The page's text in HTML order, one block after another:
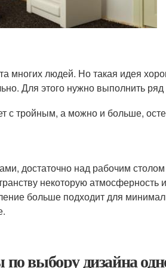
многих людей. Но такая идея
Для этого нужно выполнить
с тройным, а можно и больше,
достаточно над рабочим столом
некоторую атмосферность
больше подходит для
выбору дизайна